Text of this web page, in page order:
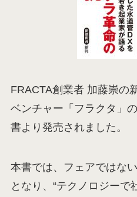
FRACTA創業者 加藤崇
ベンチャー「フラクタ」
書より発売されました。
本書では、フェアではな
となり、“テクノロジーで